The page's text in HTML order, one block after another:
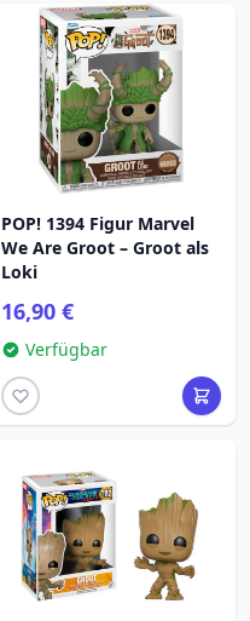
POP! 1394 Figur Marvel
We Are Groot – Groot als
Loki
16,90 €
Verfügbar